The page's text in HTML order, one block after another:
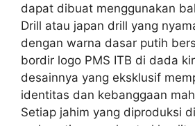
dapat dibuat menggunakan
Drill atau japan drill yang
dengan warna dasar putih
bordir logo PMS ITB di dada
desainnya yang eksklusif
identitas dan kebanggaan
Setiap jahim yang diproduksi